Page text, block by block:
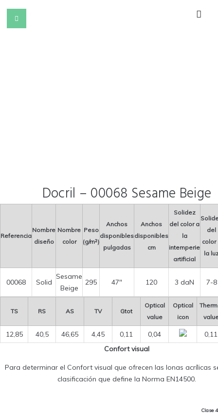
Docril – 00068 Sesame Beige
Referencia
Nombre
diseño
Nombre
color
Peso
(g/m²)
Anchos
disponibles
pulgadas
Anchos
disponibles
cm
Solidez
del color a
la
intemperie
artificial
del
color
la
00068 Solid
Sesame
Beige
295 47″ 120 3 daN 7-8
TS RS AS TV Gtot
Optical
value
Optical
icon
12,85 40,5 46,65 4,45 0,11 0,04
0,11
Confort visual
Para determinar el Confort visual que ofrecen las lonas acrílicas
clasificación que define la Norma EN14500.
Clase